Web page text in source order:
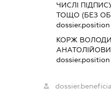
ЧИСЛІ
ТОЩО (БЕЗ
КОРЖ